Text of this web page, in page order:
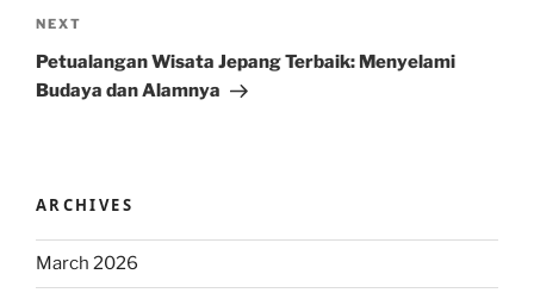
Next
Post
NEXT
Petualangan Wisata Jepang Terbaik: Menyelami
Budaya dan Alamnya
ARCHIVES
March 2026